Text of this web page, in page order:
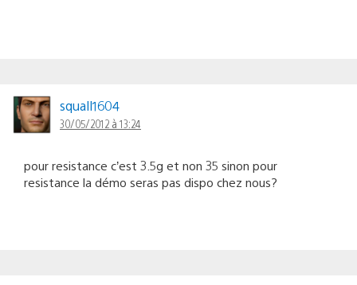
squall1604
30/05/2012 à 13:24
pour resistance c’est 3.5g et non 35 sinon pour
resistance la démo seras pas dispo chez nous?